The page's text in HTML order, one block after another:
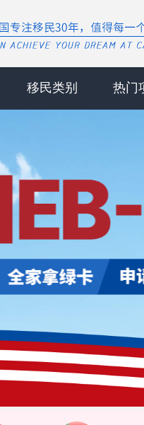
移民类别 热门